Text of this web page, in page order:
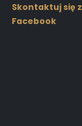
Skontaktuj się
Facebook